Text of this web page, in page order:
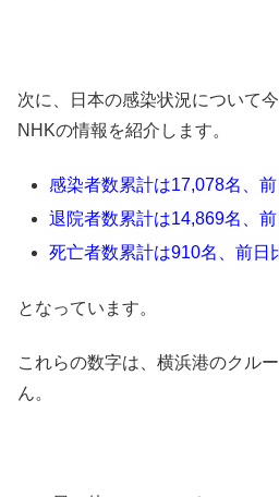
次に、日本の感染状況について
NHKの情報を紹介します。
感染者数累計は17,078名、
退院者数累計は14,869名、
死亡者数累計は910名、前
となっています。
これらの数字は、横浜港のクル
ん。